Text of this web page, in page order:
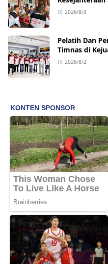
2026/8/3
Pelatih Dan
Timnas di
Internasional
2026/8/2